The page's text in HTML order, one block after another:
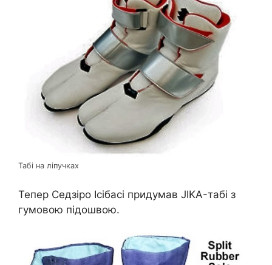
Табі на ліпучках
Тепер Седзіро Ісібасі придумав JIKA-табі з
гумовою підошвою.